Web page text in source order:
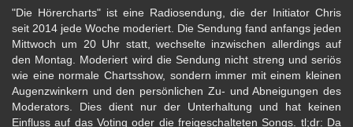
"Die Hörercharts" ist eine Radiosendung, die der Initiator Chris
seit 2014 jede Woche moderiert. Die Sendung fand anfangs jeden
Mittwoch um 20 Uhr statt, wechselte inzwischen allerdings auf
den Montag. Moderiert wird die Sendung nicht streng und seriös
wie eine normale Chartsshow, sondern immer mit einem kleinen
Augenzwinkern und den persönlichen Zu- und Abneigungen des
Moderators. Dies dient nur der Unterhaltung und hat keinen
Einfluss auf das Voting oder die freigeschalteten Songs. tl;dr: Da